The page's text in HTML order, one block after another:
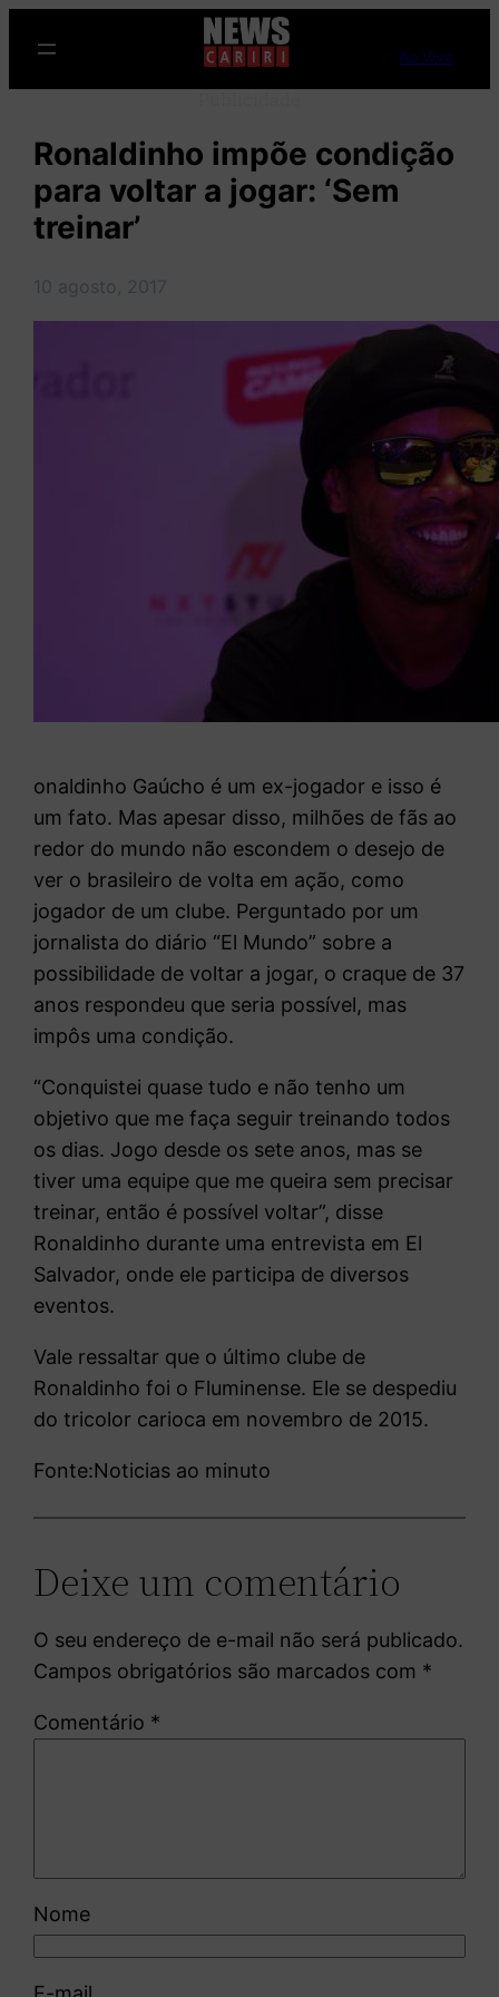
para
o
Ao Vivo
Ronaldinho impõe condição
para voltar a jogar: ‘Sem
treinar’
10 agosto, 2017
onaldinho Gaúcho é um ex-jogador e isso é
um fato. Mas apesar disso, milhões de fãs ao
redor do mundo não escondem o desejo de
ver o brasileiro de volta em ação, como
jogador de um clube. Perguntado por um
jornalista do diário “El Mundo” sobre a
possibilidade de voltar a jogar, o craque de 37
anos respondeu que seria possível, mas
impôs uma condição.
“Conquistei quase tudo e não tenho um
objetivo que me faça seguir treinando todos
os dias. Jogo desde os sete anos, mas se
tiver uma equipe que me queira sem precisar
treinar, então é possível voltar”, disse
Ronaldinho durante uma entrevista em El
Salvador, onde ele participa de diversos
eventos.
Vale ressaltar que o último clube de
Ronaldinho foi o Fluminense. Ele se despediu
do tricolor carioca em novembro de 2015.
Fonte:Noticias ao minuto
Deixe um comentário
O seu endereço de e-mail não será publicado.
Campos obrigatórios são marcados com *
Comentário *
Nome